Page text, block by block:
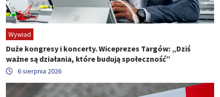
Wywiad
Duże kongresy i koncerty. Wiceprezes Targów: „Dziś
ważne są działania, które budują społeczność”
6 sierpnia 2026